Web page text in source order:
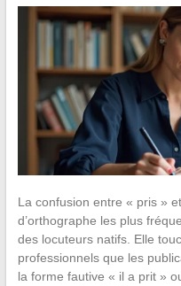
La confusion entre « pris »
d’orthographe les plus
des locuteurs natifs. Elle
professionnels que les
la forme fautive « il a prit »